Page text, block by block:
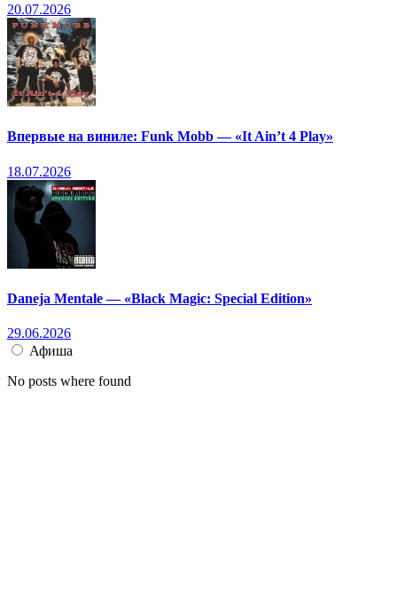
20.07.2026
Впервые на виниле: Funk Mobb — «It Ain’t 4 Play»
18.07.2026
Daneja Mentale — «Black Magic: Special Edition»
29.06.2026
Афиша
No posts where found